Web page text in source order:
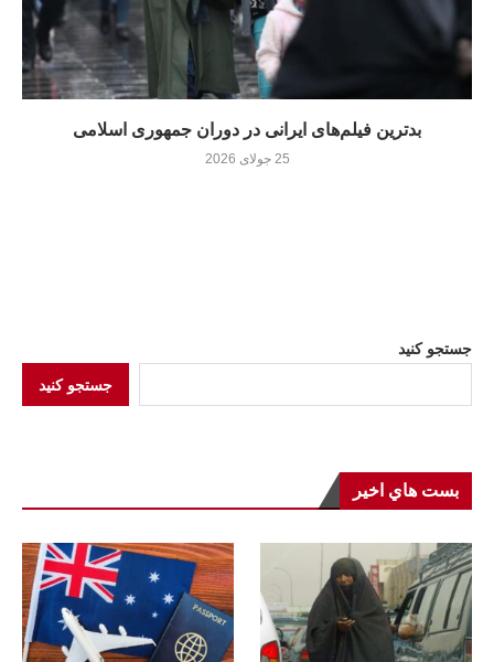
بدترین فیلم‌های ایرانی در دوران جمهوری اسلامی
25 جولای 2026
جستجو کنید
جستجو کنید
بست هاي اخير